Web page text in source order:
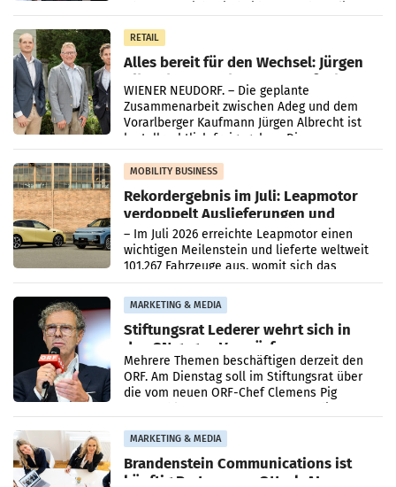
RETAIL
Alles bereit für den Wechsel: Jürgen
Albrecht setzt ab 1.1.2027 auf Adeg
WIENER NEUDORF. – Die geplante
Zusammenarbeit zwischen Adeg und dem
Vorarlberger Kaufmann Jürgen Albrecht ist
kartellrechtlich freigegeben: Die
Bundeswettbewerbsbehörde und der
Bundeskartellanwalt
MOBILITY BUSINESS
Rekordergebnis im Juli: Leapmotor
verdoppelt Auslieferungen und
überschreitet die 100.000er-Marke
– Im Juli 2026 erreichte Leapmotor einen
wichtigen Meilenstein und lieferte weltweit
101.267 Fahrzeuge aus, womit sich das
Ergebnis gegenüber Juli 2025 mehr als
verdoppelte (+102
MARKETING & MEDIA
Stiftungsrat Lederer wehrt sich in
den SN gegen Vorwürfe
Mehrere Themen beschäftigen derzeit den
ORF. Am Dienstag soll im Stiftungsrat über
die vom neuen ORF-Chef Clemens Pig
MARKETING & MEDIA
Brandenstein Communications ist
künftig Partner von OtterlyAI